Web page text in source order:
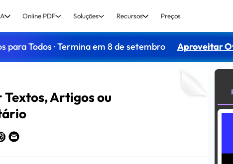
Online PDF Soluções Recursos Preços
para Todos · Termina em 8 de setembro Aproveitar
Textos, Artigos ou